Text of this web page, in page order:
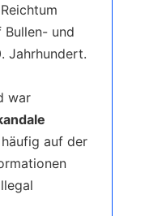
Bullen- und
Jahrhundert.
war
auf der